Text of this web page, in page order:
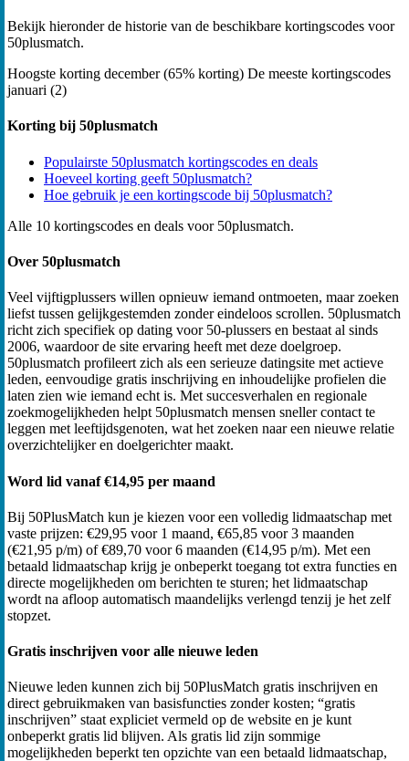
Bekijk hieronder de historie van de beschikbare kortingscodes voor
50plusmatch.
Hoogste korting december (65% korting) De meeste kortingscodes
januari (2)
Korting bij 50plusmatch
Populairste 50plusmatch kortingscodes en deals
Hoeveel korting geeft 50plusmatch?
Hoe gebruik je een kortingscode bij 50plusmatch?
Alle 10 kortingscodes en deals voor 50plusmatch.
Over 50plusmatch
Veel vijftigplussers willen opnieuw iemand ontmoeten, maar zoeken
liefst tussen gelijkgestemden zonder eindeloos scrollen. 50plusmatch
richt zich specifiek op dating voor 50-plussers en bestaat al sinds
2006, waardoor de site ervaring heeft met deze doelgroep.
50plusmatch profileert zich als een serieuze datingsite met actieve
leden, eenvoudige gratis inschrijving en inhoudelijke profielen die
laten zien wie iemand echt is. Met succesverhalen en regionale
zoekmogelijkheden helpt 50plusmatch mensen sneller contact te
leggen met leeftijdsgenoten, wat het zoeken naar een nieuwe relatie
overzichtelijker en doelgerichter maakt.
Word lid vanaf €14,95 per maand
Bij 50PlusMatch kun je kiezen voor een volledig lidmaatschap met
vaste prijzen: €29,95 voor 1 maand, €65,85 voor 3 maanden
(€21,95 p/m) of €89,70 voor 6 maanden (€14,95 p/m). Met een
betaald lidmaatschap krijg je onbeperkt toegang tot extra functies en
directe mogelijkheden om berichten te sturen; het lidmaatschap
wordt na afloop automatisch maandelijks verlengd tenzij je het zelf
stopzet.
Gratis inschrijven voor alle nieuwe leden
Nieuwe leden kunnen zich bij 50PlusMatch gratis inschrijven en
direct gebruikmaken van basisfuncties zonder kosten; “gratis
inschrijven” staat expliciet vermeld op de website en je kunt
onbeperkt gratis lid blijven. Als gratis lid zijn sommige
mogelijkheden beperkt ten opzichte van een betaald lidmaatschap,